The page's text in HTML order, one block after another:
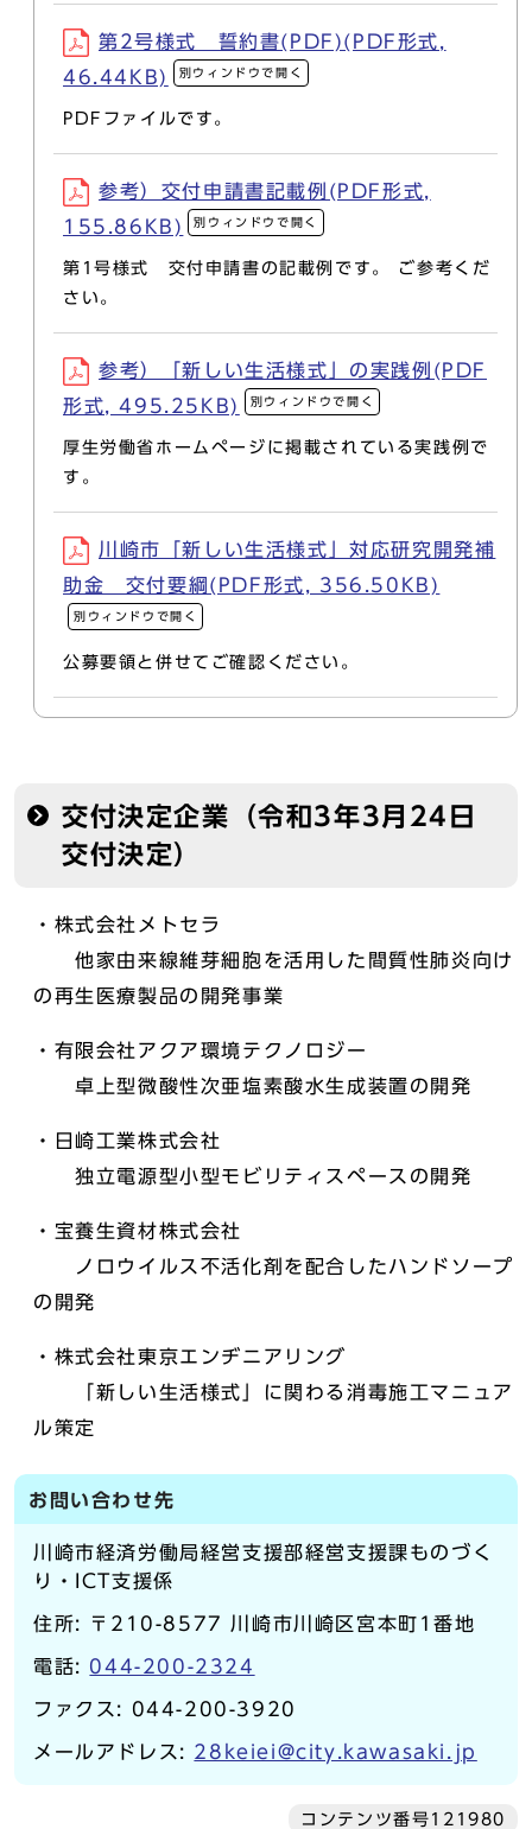
第2号様式 誓約書(PDF)(PDF形式,
46.44KB)
別ウィンドウで開く
PDFファイルです。
参考）交付申請書記載例(PDF形式,
155.86KB)
別ウィンドウで開く
第1号様式 交付申請書の記載例です。 ご参考くだ
さい。
参考）「新しい生活様式」の実践例(PDF
形式, 495.25KB)
別ウィンドウで開く
厚生労働省ホームページに掲載されている実践例で
す。
川崎市「新しい生活様式」対応研究開発補
助金 交付要綱(PDF形式, 356.50KB)
別ウィンドウで開く
公募要領と併せてご確認ください。
交付決定企業（令和3年3月24日
交付決定）
・株式会社メトセラ
他家由来線維芽細胞を活用した間質性肺炎向け
の再生医療製品の開発事業
・有限会社アクア環境テクノロジー
卓上型微酸性次亜塩素酸水生成装置の開発
・日崎工業株式会社
独立電源型小型モビリティスペースの開発
・宝養生資材株式会社
ノロウイルス不活化剤を配合したハンドソープ
の開発
・株式会社東京エンヂニアリング
「新しい生活様式」に関わる消毒施工マニュア
ル策定
お問い合わせ先
川崎市経済労働局経営支援部経営支援課ものづく
り・ICT支援係
住所: 〒210-8577 川崎市川崎区宮本町1番地
電話: 044-200-2324
ファクス: 044-200-3920
メールアドレス: 28keiei@city.kawasaki.jp
コンテンツ番号121980